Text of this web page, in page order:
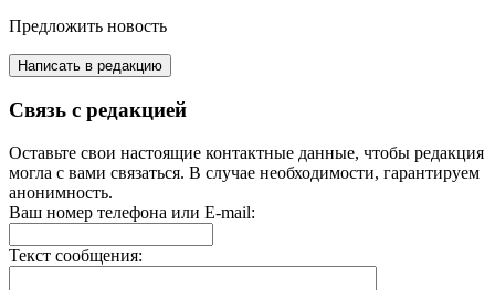
Предложить новость
Написать в редакцию
Связь с редакцией
Оставьте свои настоящие контактные данные, чтобы редакция
могла с вами связаться. В случае необходимости, гарантируем
анонимность.
Ваш номер телефона или E-mail:
Текст сообщения: